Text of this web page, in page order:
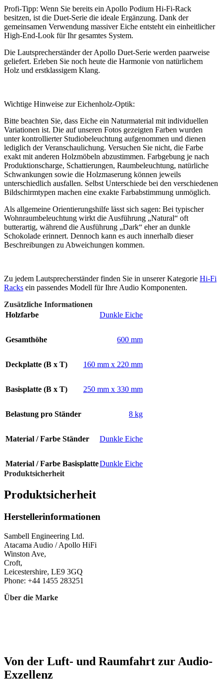
Profi-Tipp: Wenn Sie bereits ein Apollo Podium Hi-Fi-Rack
besitzen, ist die Duet-Serie die ideale Ergänzung. Dank der
gemeinsamen Verwendung massiver Eiche entsteht ein einheitlicher
High-End-Look für Ihr gesamtes System.
Die Lautsprecherständer der Apollo Duet-Serie werden paarweise
geliefert. Erleben Sie noch heute die Harmonie von natürlichem
Holz und erstklassigem Klang.
Wichtige Hinweise zur Eichenholz-Optik:
Bitte beachten Sie, dass Eiche ein Naturmaterial mit individuellen
Variationen ist. Die auf unseren Fotos gezeigten Farben wurden
unter kontrollierter Studiobeleuchtung aufgenommen und dienen
lediglich der Veranschaulichung. Versuchen Sie nicht, die Farbe
exakt mit anderen Holzmöbeln abzustimmen. Farbgebung je nach
Produktionscharge, Schattierungen, Raumbeleuchtung, natürliche
Schwankungen sowie die Holzmaserung können jeweils
unterschiedlich ausfallen. Selbst Unterschiede bei den verschiedenen
Bildschirmtypen machen eine exakte Farbabstimmung unmöglich.
Als allgemeine Orientierungshilfe lässt sich sagen: Bei typischer
Wohnraumbeleuchtung wirkt die Ausführung „Natural“ oft
butterartig, während die Ausführung „Dark“ eher an dunkle
Schokolade erinnert. Dennoch kann es auch innerhalb dieser
Beschreibungen zu Abweichungen kommen.
Zu jedem Lautsprecherständer finden Sie in unserer Kategorie Hi-Fi
Racks ein passendes Modell für Ihre Audio Komponenten.
Zusätzliche Informationen
Holzfarbe
Dunkle Eiche
Gesamthöhe 600 mm
Deckplatte (B x T) 160 mm x 220 mm
Basisplatte (B x T) 250 mm x 330 mm
Belastung pro Ständer 8 kg
Material / Farbe Ständer Dunkle Eiche
Material / Farbe BasisplatteDunkle Eiche
Produktsicherheit
Produktsicherheit
Herstellerinformationen
Sambell Engineering Ltd.
Atacama Audio / Apollo HiFi
Winston Ave,
Croft,
Leicestershire, LE9 3GQ
Phone: +44 1455 283251
Über die Marke
Von der Luft- und Raumfahrt zur Audio-
Exzellenz